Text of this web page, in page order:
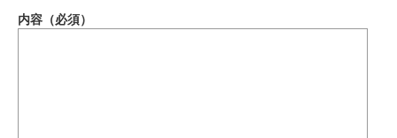
内容（必須）